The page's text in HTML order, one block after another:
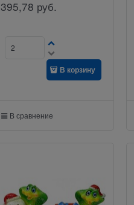
395,78 руб.
В корзину
В сравнение